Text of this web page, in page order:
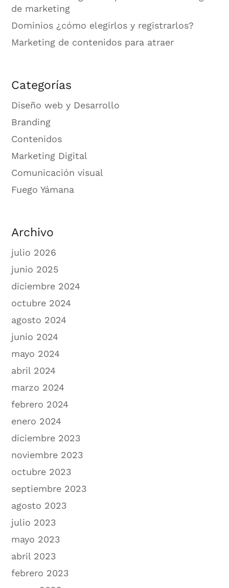
de marketing
Dominios ¿cómo elegirlos y registrarlos?
Marketing de contenidos para atraer
Categorías
Diseño web y Desarrollo
Branding
Contenidos
Marketing Digital
Comunicación visual
Fuego Yámana
Archivo
julio 2026
junio 2025
diciembre 2024
octubre 2024
agosto 2024
junio 2024
mayo 2024
abril 2024
marzo 2024
febrero 2024
enero 2024
diciembre 2023
noviembre 2023
octubre 2023
septiembre 2023
agosto 2023
julio 2023
mayo 2023
abril 2023
febrero 2023